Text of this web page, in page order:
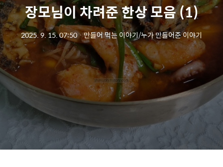
장모님이 차려준 한상 모음 (1)
2025. 9. 15. 07:50ㆍ만들어 먹는 이야기/누가 만들어준 이야기